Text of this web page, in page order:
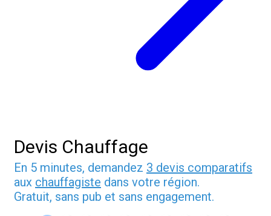
Devis Chauffage
En 5 minutes, demandez 3 devis comparatifs
aux chauffagiste dans votre région.
Gratuit, sans pub et sans engagement.